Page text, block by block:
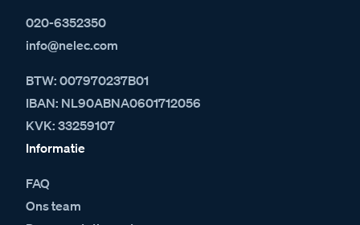
020-6352350
info@nelec.com
BTW: 007970237B01
IBAN: NL90ABNA0601712056
KVK: 33259107
Informatie
FAQ
Ons team